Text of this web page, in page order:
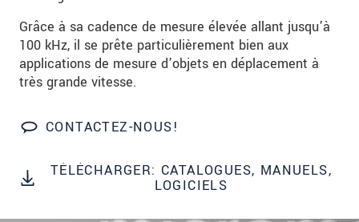
Grâce à sa cadence de mesure élevée allant jusqu’à
100 kHz, il se prête particulièrement bien aux
applications de mesure d’objets en déplacement à
très grande vitesse.
CONTACTEZ-NOUS!
TÉLÉCHARGER: CATALOGUES, MANUELS,
LOGICIELS
Veuillez me tenir informé des innovations
de produits par e-mail.
* Obligatoire
confidentielle. Veuillez lire notredéclaration de
protection des données.